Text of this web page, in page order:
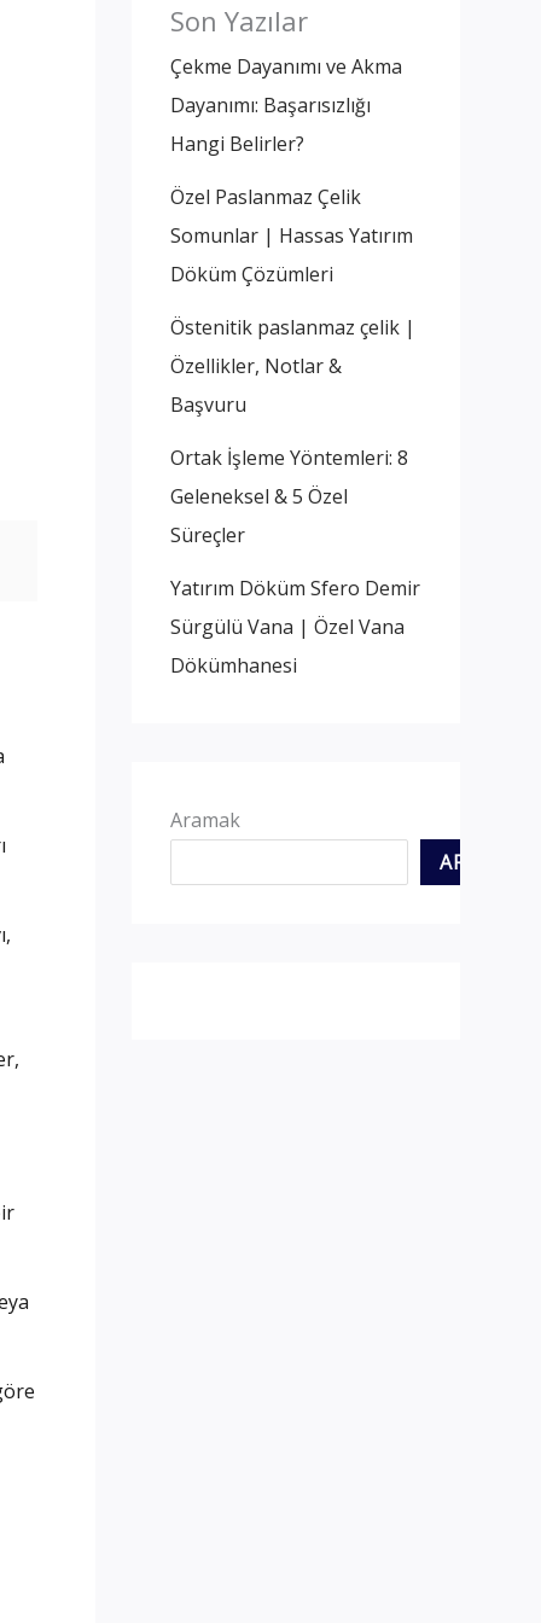
Son Yazılar
Çekme Dayanımı ve Akma
Dayanımı: Başarısızlığı
Hangi Belirler?
Özel Paslanmaz Çelik
Somunlar | Hassas Yatırım
Döküm Çözümleri
Östenitik paslanmaz çelik |
Özellikler, Notlar &
Başvuru
Ortak İşleme Yöntemleri: 8
Geleneksel & 5 Özel
Süreçler
Yatırım Döküm Sfero Demir
Sürgülü Vana | Özel Vana
Dökümhanesi
Aramak
ARAMAK